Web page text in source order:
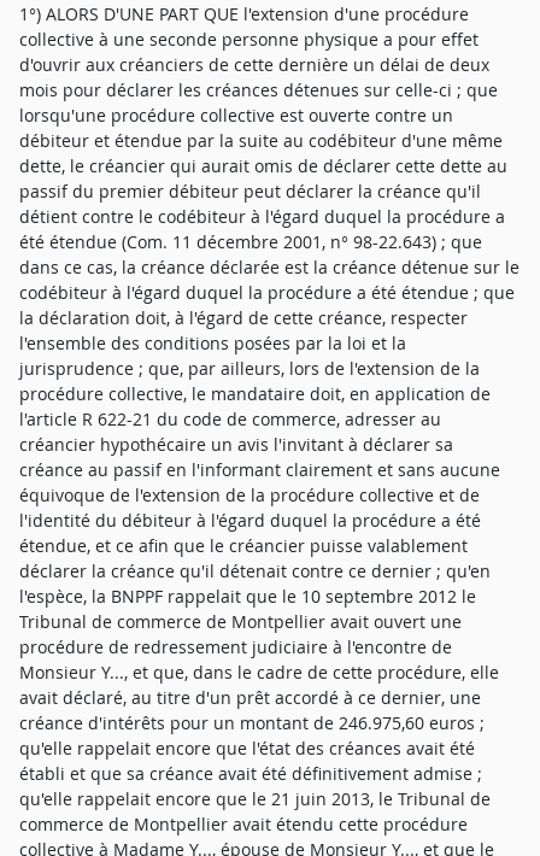
1°) ALORS D'UNE PART QUE l'extension d'une procédure
collective à une seconde personne physique a pour effet
d'ouvrir aux créanciers de cette dernière un délai de deux
mois pour déclarer les créances détenues sur celle-ci ; que
lorsqu'une procédure collective est ouverte contre un
débiteur et étendue par la suite au codébiteur d'une même
dette, le créancier qui aurait omis de déclarer cette dette au
passif du premier débiteur peut déclarer la créance qu'il
détient contre le codébiteur à l'égard duquel la procédure a
été étendue (Com. 11 décembre 2001, n° 98-22.643) ; que
dans ce cas, la créance déclarée est la créance détenue sur le
codébiteur à l'égard duquel la procédure a été étendue ; que
la déclaration doit, à l'égard de cette créance, respecter
l'ensemble des conditions posées par la loi et la
jurisprudence ; que, par ailleurs, lors de l'extension de la
procédure collective, le mandataire doit, en application de
l'article R 622-21 du code de commerce, adresser au
créancier hypothécaire un avis l'invitant à déclarer sa
créance au passif en l'informant clairement et sans aucune
équivoque de l'extension de la procédure collective et de
l'identité du débiteur à l'égard duquel la procédure a été
étendue, et ce afin que le créancier puisse valablement
déclarer la créance qu'il détenait contre ce dernier ; qu'en
l'espèce, la BNPPF rappelait que le 10 septembre 2012 le
Tribunal de commerce de Montpellier avait ouvert une
procédure de redressement judiciaire à l'encontre de
Monsieur Y..., et que, dans le cadre de cette procédure, elle
avait déclaré, au titre d'un prêt accordé à ce dernier, une
créance d'intérêts pour un montant de 246.975,60 euros ;
qu'elle rappelait encore que l'état des créances avait été
établi et que sa créance avait été définitivement admise ;
qu'elle rappelait encore que le 21 juin 2013, le Tribunal de
commerce de Montpellier avait étendu cette procédure
collective à Madame Y..., épouse de Monsieur Y..., et que le